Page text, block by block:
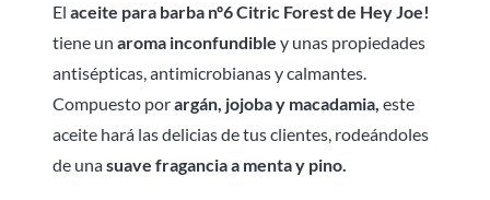
El aceite para barba nº6 Citric Forest de Hey Joe!
tiene un aroma inconfundible y unas propiedades
antisépticas, antimicrobianas y calmantes.
Compuesto porargán, jojoba y macadamia, este
aceite hará las delicias de tus clientes, rodeándoles
de unasuave fragancia a menta y pino.